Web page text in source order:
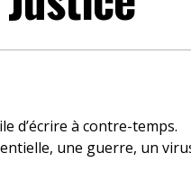
d’écrire à contre-temps.
une guerre, un